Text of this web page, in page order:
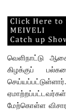
வெளிநாட்டு
கிழக்குப்
மேற்கொள்ள